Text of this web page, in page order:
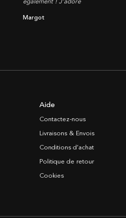
Margot
Aide
Contactez-nous
Livraisons & Envois
Conditions d’achat
Politique de retour
Cookies